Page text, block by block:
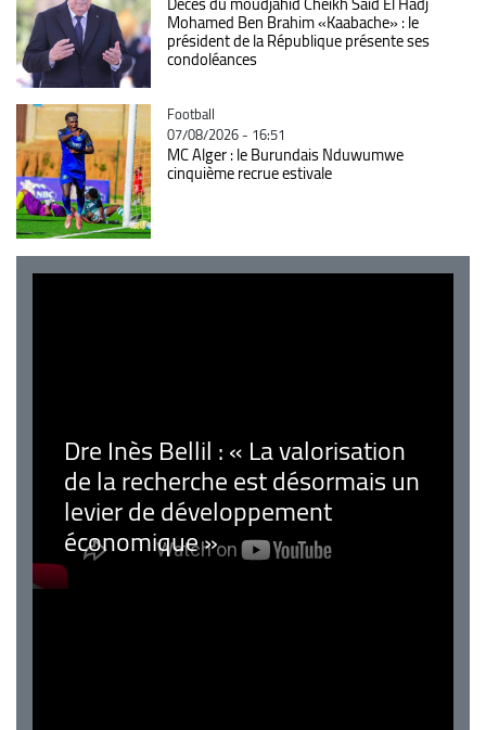
Mohamed Ben Brahim «Kaabache» : le
président de la République présente ses
condoléances
Catégorie
Football
07/08/2026 - 16:51
MC Alger : le Burundais Nduwumwe
cinquième recrue estivale
Dre Inès Bellil : « La valorisation
de la recherche est désormais un
levier de développement
économique »